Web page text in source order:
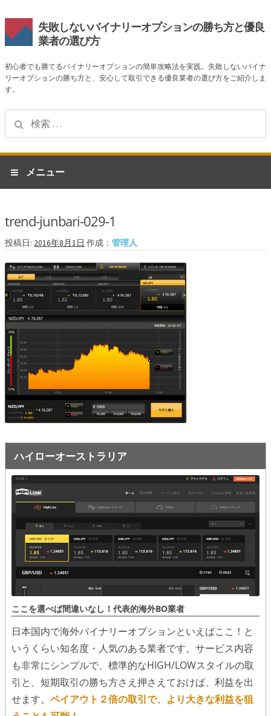
失敗しないバイナリーオプションの勝ち方と優良
業者の選び方
初心者でも勝てるバイナリーオプションの簡単攻略法を実践。失敗しないバイナ
リーオプションの勝ち方と、安心して取引できる優良業者の選び方をご紹介しま
す。
ナ
ビ
ゲ
シ
ン
へ
ス
キ
プ
コ
ン
テ
ツ
ス
キ
ッ
プ
メニュー
業者一覧
ハイローオーストラリア
オプションビット
ファイブスターズオプション
初心者講座
基本ルール・取引のしかた
トレンドを見極める
トレンド順張りで勝つ方法
シグナルはダマシに注意
攻略法まとめ
ローソク足チャート
移動平均線
トレンド順張り
MACD
ボリンジャーバンド
ストラテジーアドバイザー
trend-junbari-029-1
投稿日: 2016年8月1日 作成： 管理人
ハイローオーストラリア
ここを選べば間違いなし！代表的海外BO業者
日本国内で海外バイナリーオプションといえばここ！と
いうくらい知名度・人気のある業者です。サービス内容
も非常にシンプルで、標準的なHIGH/LOWスタイルの取
引と、短期取引の勝ち方さえ押さえておけば、利益を出
せます。 ペイアウト２倍の取引で、より大きな利益を狙